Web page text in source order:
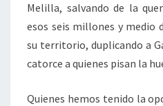
Melilla, salvando de la
esos seis millones y medio
su territorio, duplicando a
catorce a quienes pisan la
Quienes hemos tenido la